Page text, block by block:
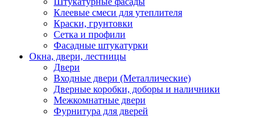
Клеевые смеси для утеплителя
Краски, грунтовки
Сетка и профили
Фасадные штукатурки
Окна, двери, лестницы
Двери
Входные двери (Металлические)
Дверные коробки, доборы и наличники
Межкомнатные двери
Фурнитура для дверей